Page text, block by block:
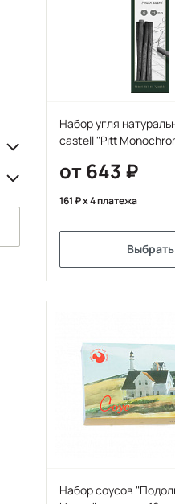
Набор угля
castell "Pitt
от 643
161 x 4 платежа
Выбрать
Набор соусов